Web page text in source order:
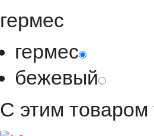
гермес
гермес
бежевый
С этим товаром